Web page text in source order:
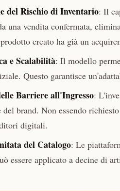
del Rischio di Inventario: Il
una vendita confermata,
creato ha già un
e Scalabilità: Il modello
Questo garantisce
Barriere all'Ingresso:
del brand. Non essendo
digitali.
del Catalogo: Le
essere applicato a decine di